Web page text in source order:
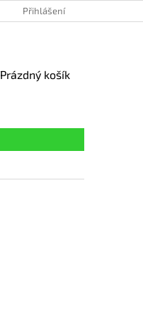
Přihlášení
NÁKUPNÍ
Prázdný košík